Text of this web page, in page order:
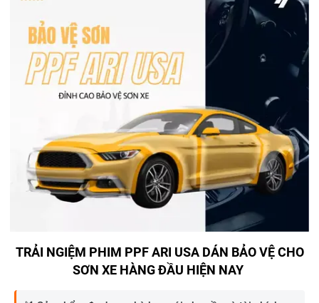
TRẢI NGIỆM PHIM PPF ARI USA DÁN BẢO VỆ CHO
SƠN XE HÀNG ĐẦU HIỆN NAY